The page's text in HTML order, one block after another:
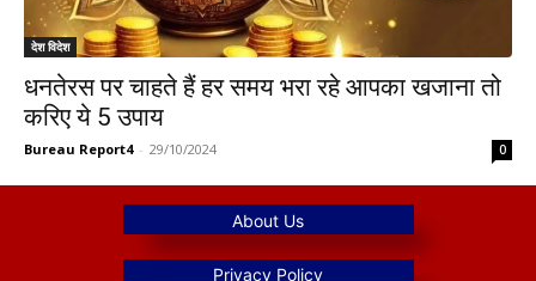
देश विदेश
धनतेरस पर चाहते हैं हर समय भरा रहे आपका खजाना तो
करिए ये 5 उपाय
Bureau Report4 - 29/10/2024 0